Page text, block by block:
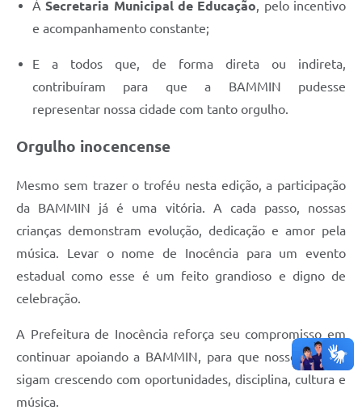
ÀSecretaria Municipal de Educação, pelo incentivo
e acompanhamento constante;
E a todos que, de forma direta ou indireta,
contribuíram para que a BAMMIN pudesse
representar nossa cidade com tanto orgulho.
Orgulho inocencense
Mesmo sem trazer o troféu nesta edição, a participação
da BAMMIN já é uma vitória. A cada passo, nossas
crianças demonstram evolução, dedicação e amor pela
música. Levar o nome de Inocência para um evento
estadual como esse é um feito grandioso e digno de
celebração.
A Prefeitura de Inocência reforça seu compromisso em
continuar apoiando a BAMMIN, para que nossos jovens
sigam crescendo com oportunidades, disciplina, cultura e
música.